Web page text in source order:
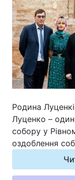
Родина
Луценко – один
собору у
оздоблення